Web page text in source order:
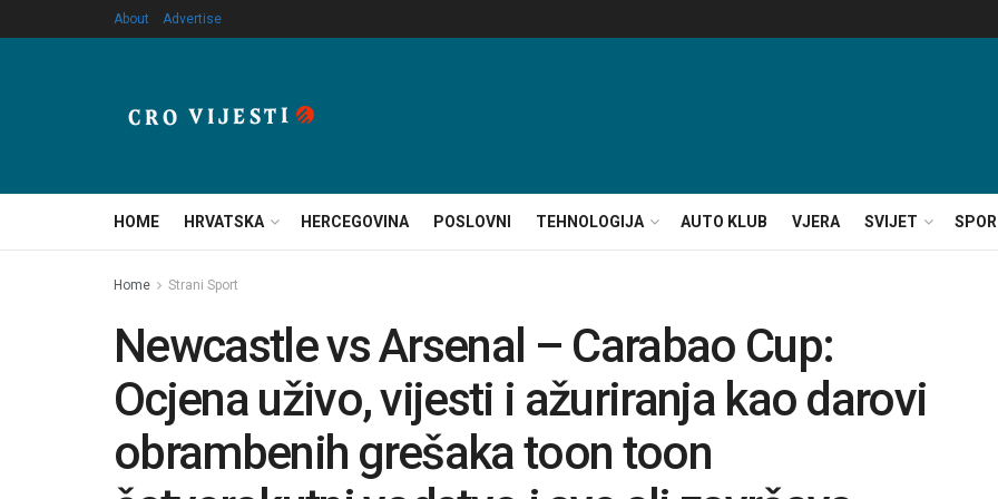
About Advertise
HOME HRVATSKA HERCEGOVINA POSLOVNI TEHNOLOGIJA AUTO KLUB VJERA SVIJET
Home Strani Sport
Newcastle vs Arsenal – Carabao Cup:
Ocjena uživo, vijesti i ažuriranja kao darovi
obrambenih grešaka toon toon